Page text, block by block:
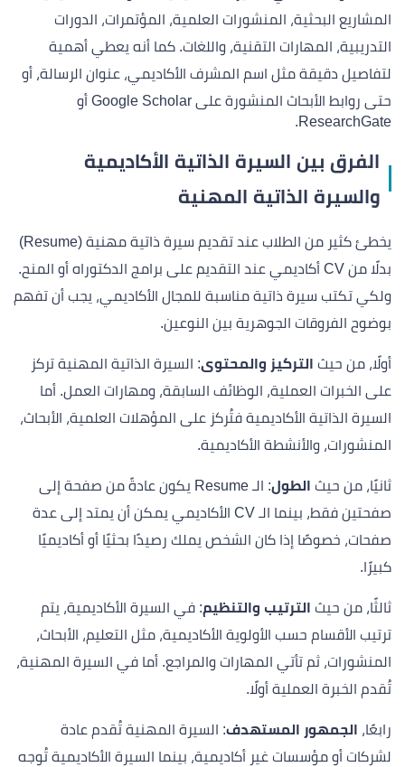
المشاريع البحثية، المنشورات العلمية، المؤتمرات، الدورات
التدريبية، المهارات التقنية، واللغات. كما أنه يعطي أهمية
لتفاصيل دقيقة مثل اسم المشرف الأكاديمي، عنوان الرسالة، أو
حتى روابط الأبحاث المنشورة على Google Scholar أو
ResearchGate.
الفرق بين السيرة الذاتية الأكاديمية
والسيرة الذاتية المهنية
يخطئ كثير من الطلاب عند تقديم سيرة ذاتية مهنية (Resume)
بدلًا من CV أكاديمي عند التقديم على برامج الدكتوراه أو المنح.
ولكي تكتب سيرة ذاتية مناسبة للمجال الأكاديمي، يجب أن تفهم
بوضوح الفروقات الجوهرية بين النوعين.
أولًا، من حيث التركيز والمحتوى: السيرة الذاتية المهنية تركز
على الخبرات العملية، الوظائف السابقة، ومهارات العمل. أما
السيرة الذاتية الأكاديمية فتُركز على المؤهلات العلمية، الأبحاث،
المنشورات، والأنشطة الأكاديمية.
ثانيًا، من حيث الطول
: الـ Resume يكون عادةً من صفحة إلى
صفحتين فقط، بينما الـ CV الأكاديمي يمكن أن يمتد إلى عدة
صفحات، خصوصًا إذا كان الشخص يملك رصيدًا بحثيًا أو أكاديميًا
كبيرًا.
ثالثًا، من حيث الترتيب والتنظيم: في السيرة الأكاديمية، يتم
ترتيب الأقسام حسب الأولوية الأكاديمية، مثل التعليم، الأبحاث،
المنشورات، ثم تأتي المهارات والمراجع. أما في السيرة المهنية،
تُقدم الخبرة العملية أولًا.
رابعًا، الجمهور المستهدف: السيرة المهنية تُقدم عادة
لشركات أو مؤسسات غير أكاديمية، بينما السيرة الأكاديمية تُوجه